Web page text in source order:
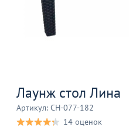
Лаунж стол Лина
Артикул: CH-077-182
14 оценок